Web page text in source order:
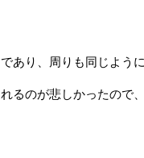
り、周りも同じよう
るのが悲しかったので